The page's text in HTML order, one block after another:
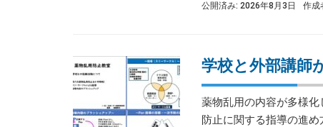
公開済み: 2026年8月3日 作成
学校と外部講師
薬物乱用の内容が多様
防止に関する指導の進